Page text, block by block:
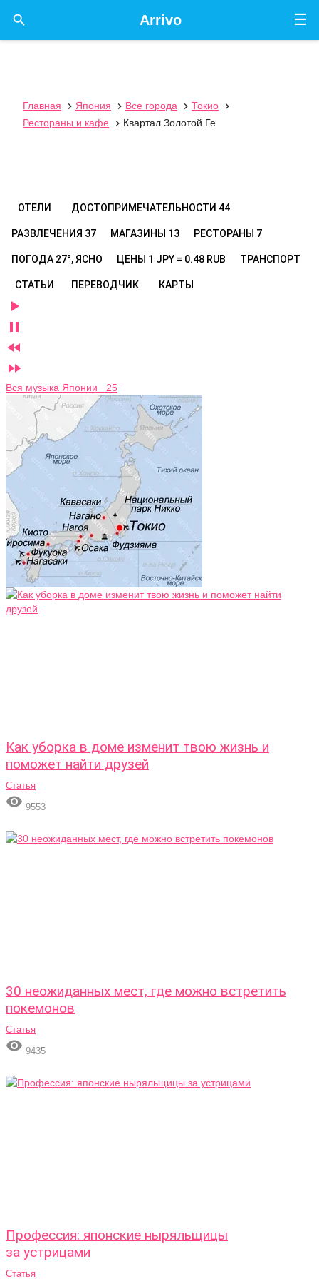
☰
Arrivo

Главная  Япония  Все города  Токио

Рестораны и кафе
 Квартал Золотой Ге
ОТЕЛИ ДОСТОПРИМЕЧАТЕЛЬНОСТИ 44
РАЗВЛЕЧЕНИЯ 37 МАГАЗИНЫ 13 РЕСТОРАНЫ 7
ПОГОДА 27°, ЯСНО ЦЕНЫ 1 JPY = 0.48 RUB ТРАНСПОРТ
СТАТЬИ ПЕРЕВОДЧИК КАРТЫ




Вся музыка Японии 25
Как уборка в доме изменит твою жизнь и
поможет найти друзей
Статья
 9553
30 неожиданных мест, где можно встретить
покемонов
Статья
 9435
Профессия: японские ныряльщицы
за устрицами
Статья